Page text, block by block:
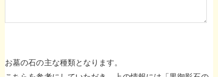
お墓の石の主な種類となります。